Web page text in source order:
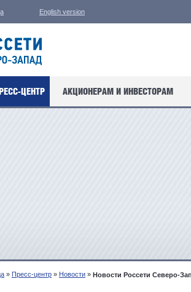
English version
ЦЕНТР АКЦИОНЕРАМ И ИНВЕСТОРАМ
» Пресс-центр » Новости » Новости Россети Северо-